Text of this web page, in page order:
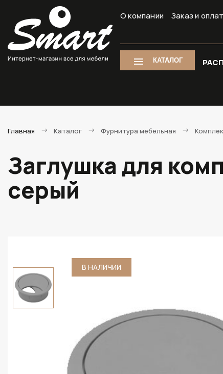
О компании Заказ и
КАТАЛОГ
Главная Каталог Фурнитура мебельная
Заглушка для
серый
В НАЛИЧИИ